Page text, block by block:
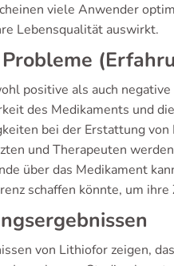
viele Anwender
Lebensqualität auswirkt.
positive als auch
des Medikaments und
bei der Erstattung
und Therapeuten
über das Medikament
schaffen könnte, um
von Lithiofor zeigen,